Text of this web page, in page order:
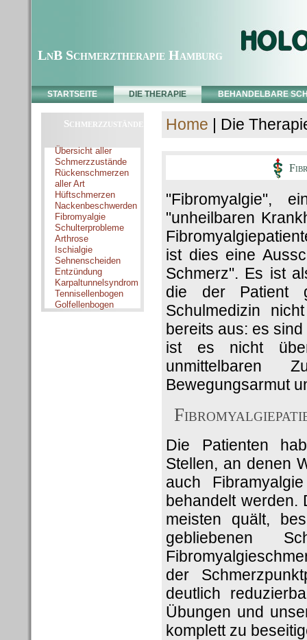
LnB Schmerztherapie Hamburg
STARTSEITE DIE THERAPIE BEHANDELBARE
Schmerzzustände
Übersicht aller
Schmerzzustände
Rückenschmerzen
aller Art
Hüftschmerzen
Nackenbeschwerden
Fibromyalgie
Schulterprobleme
Arthrose
Ischialgie
Sehnenscheiden
Entzündung
Karpaltunnelsyndrom
Tennisellenbogen
Golfellenbogen
Home | Die
"Fibromyalgie",
"unheilbaren
ist dies eine
Schmerz". Es ist
die der Patient
Schulmedizin
bereits aus: es
ist es nicht
unmittelbaren
Bewegungsarmut
Die Patienten
Stellen, an denen
auch
behandelt werden.
meisten quält,
gebliebenen
der
deutlich
Übungen und
komplett zu